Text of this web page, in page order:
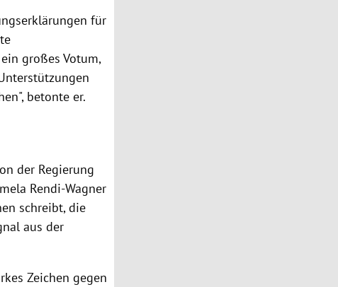
für
großes Votum,
betonte er.
der Regierung
Rendi-Wagner
schreibt, die
aus der
Zeichen gegen